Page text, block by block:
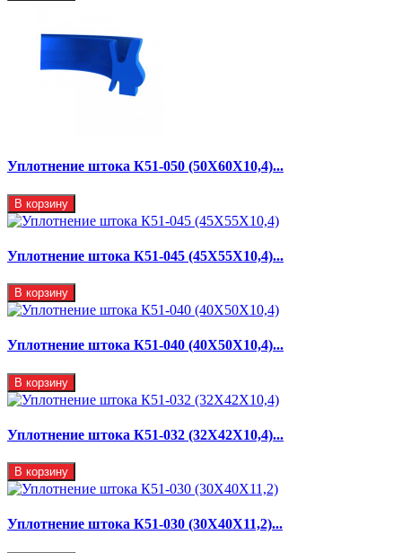
Уплотнение штока К51-050 (50Х60Х10,4)...
В корзину
Уплотнение штока К51-045 (45Х55Х10,4)...
В корзину
Уплотнение штока К51-040 (40Х50Х10,4)...
В корзину
Уплотнение штока К51-032 (32Х42Х10,4)...
В корзину
Уплотнение штока К51-030 (30Х40Х11,2)...